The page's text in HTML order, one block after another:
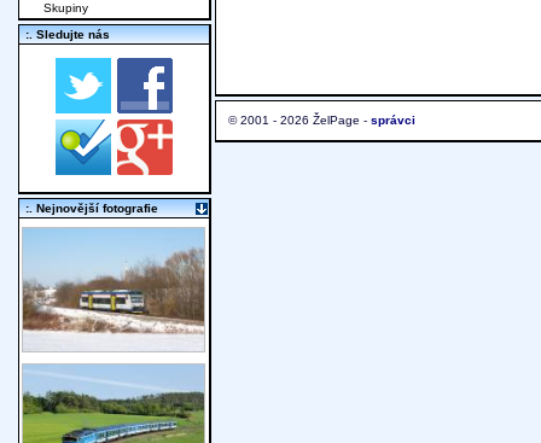
© 2001 - 2026 ŽelPage - správci
Skupiny
:. Sledujte nás
:. Nejnovější fotografie